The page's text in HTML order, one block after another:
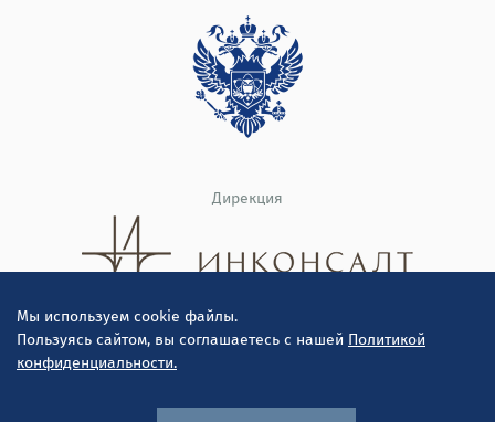
Мы используем cookie файлы.
Пользуясь сайтом, вы соглашаетесь с нашей Политикой
конфиденциальности.
Дирекция
© ООО "Инконсалт К" 2010-2026